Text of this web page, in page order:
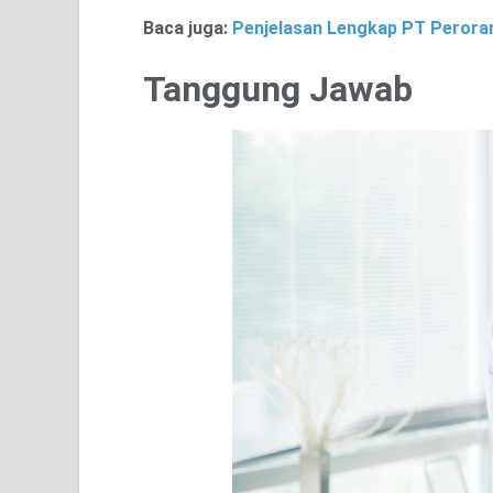
Baca juga: Penjelasan Lengkap PT
Tanggung Jawab